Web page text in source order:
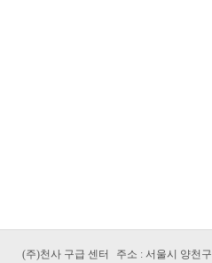
(주)천사 구급 센터 주소 : 서울시 양천